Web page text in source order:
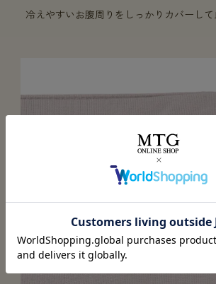
冷えやすいお腹周りをしっかりカバーして